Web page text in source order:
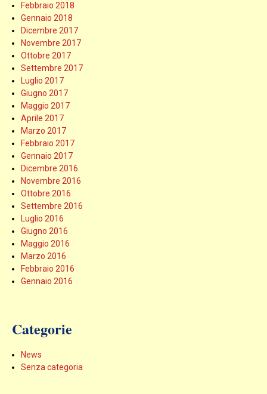
Febbraio 2018
Gennaio 2018
Dicembre 2017
Novembre 2017
Ottobre 2017
Settembre 2017
Luglio 2017
Giugno 2017
Maggio 2017
Aprile 2017
Marzo 2017
Febbraio 2017
Gennaio 2017
Dicembre 2016
Novembre 2016
Ottobre 2016
Settembre 2016
Luglio 2016
Giugno 2016
Maggio 2016
Marzo 2016
Febbraio 2016
Gennaio 2016
Categorie
News
Senza categoria